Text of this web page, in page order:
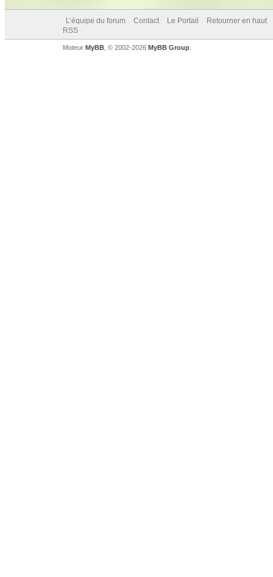
L’équipe du forum Contact Le Portail
Retourner en haut
RSS
Moteur MyBB , © 2002-2026 MyBB Group